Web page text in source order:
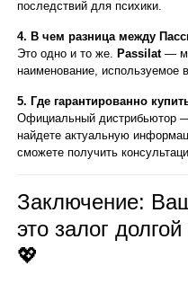
последствий для психики.
4. В чем разница между
Это одно и то же. Passilat—
наименование, используемое
5. Где гарантированно
Официальный дистрибьютор
найдете актуальную
сможете получить
Заключение:
это залог
💖